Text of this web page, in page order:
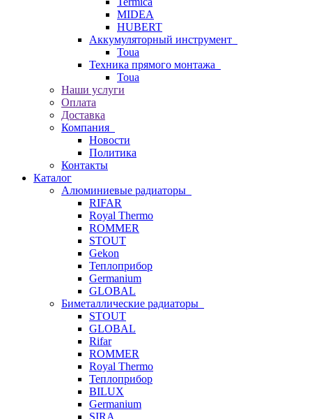
MIDEA
HUBERT
Аккумуляторный инструмент
Toua
Техника прямого монтажа
Toua
Наши услуги
Оплата
Доставка
Компания
Новости
Политика
Контакты
Каталог
Алюминиевые радиаторы
RIFAR
Royal Thermo
ROMMER
STOUT
Gekon
Теплоприбор
Germanium
GLOBAL
Биметаллические радиаторы
STOUT
GLOBAL
Rifar
ROMMER
Royal Thermo
Теплоприбор
BILUX
Germanium
SIRA